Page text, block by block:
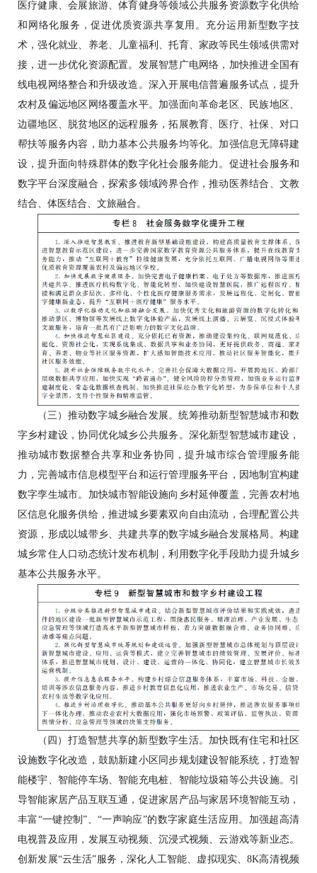
医疗健康、会展旅游、体育健身等领域公共服务资源数字化供给
和网络化服务，促进优质资源共享复用。充分运用新型数字技
术，强化就业、养老、儿童福利、托育、家政等民生领域供需对
接，进一步优化资源配置。发展智慧广电网络，加快推进全国有
线电视网络整合和升级改造。深入开展电信普遍服务试点，提升
农村及偏远地区网络覆盖水平。加强面向革命老区、民族地区、
边疆地区、脱贫地区的远程服务，拓展教育、医疗、社保、对口
帮扶等服务内容，助力基本公共服务均等化。加强信息无障碍建
设，提升面向特殊群体的数字化社会服务能力。促进社会服务和
数字平台深度融合，探索多领域跨界合作，推动医养结合、文教
结合、体医结合、文旅融合。
（三）推动数字城乡融合发展。统筹推动新型智慧城市和数
字乡村建设，协同优化城乡公共服务。深化新型智慧城市建设，
推动城市数据整合共享和业务协同，提升城市综合管理服务能
力，完善城市信息模型平台和运行管理服务平台，因地制宜构建
数字孪生城市。加快城市智能设施向乡村延伸覆盖，完善农村地
区信息化服务供给，推进城乡要素双向自由流动，合理配置公共
资源，形成以城带乡、共建共享的数字城乡融合发展格局。构建
城乡常住人口动态统计发布机制，利用数字化手段助力提升城乡
基本公共服务水平。
（四）打造智慧共享的新型数字生活。加快既有住宅和社区
设施数字化改造，鼓励新建小区同步规划建设智能系统，打造智
能楼宇、智能停车场、智能充电桩、智能垃圾箱等公共设施。引
导智能家居产品互联互通，促进家居产品与家居环境智能互动，
丰富“一键控制”、“一声响应”的数字家庭生活应用。加强超高清
电视普及应用，发展互动视频、沉浸式视频、云游戏等新业态。
创新发展“云生活”服务，深化人工智能、虚拟现实、8K高清视频